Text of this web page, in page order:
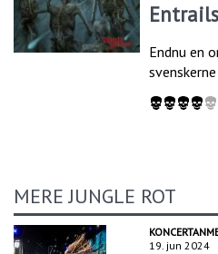
Endnu en
svenskerne
MERE JUNGLE ROT
19. jun 2024